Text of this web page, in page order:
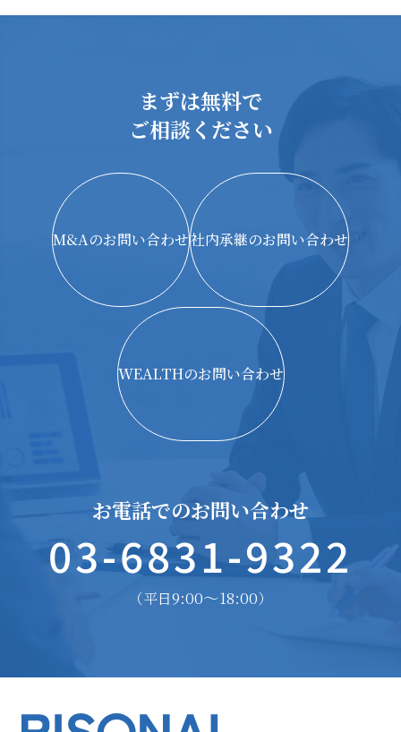
まずは無料で
ご相談ください
M&Aのお問い合わせ社内承継のお問い合わせ
WEALTHのお問い合わせ
お電話でのお問い合わせ
03-6831-9322
（平日9:00〜18:00）